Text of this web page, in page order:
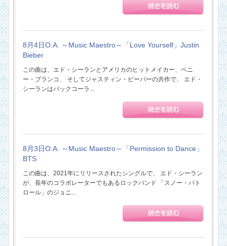
8月4日O.A. ～Music Maestro～「Love Yourself」Justin
Bieber
この曲は、エド・シーランとアメリカのヒットメイカー、ベニ
ー・ブランコ、 そしてジャスティン・ビーバーの共作で、 エド・
シーランはバックコーラ...
8月3日O.A. ～Music Maestro～「Permission to Dance」
BTS
この曲は、2021年にリリースされたシングルで、 エド・シーラン
が、長年のコラボレーターでもあるロックバンド 「スノー・パト
ロール」のジョニ...